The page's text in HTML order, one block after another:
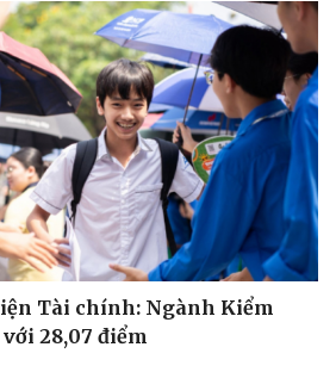
Đời sống
Nhà đẹp
Blog
Tình yêu - Gia đình
Tài chính: Ngành Kiểm
28,07 điểm